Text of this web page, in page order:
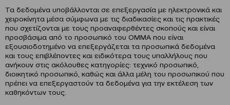
Τα δεδομένα υποβάλλονται σε επεξεργασία με ηλεκτρονικά και
χειροκίνητα μέσα σύμφωνα με τις διαδικασίες και τις πρακτικές
που σχετίζονται με τους προαναφερθέντες σκοπούς και είναι
προσβάσιμα από το προσωπικό του ΟΜΜΑ που είναι
εξουσιοδοτημένο να επεξεργάζεται τα προσωπικά δεδομένα
και τους επιβλέποντες και ειδικότερα τους υπαλλήλους που
ανήκουν στις ακόλουθες κατηγορίες: τεχνικό προσωπικό,
διοικητικό προσωπικό, καθώς και άλλα μέλη του προσωπικού που
πρέπει να επεξεργαστούν τα δεδομένα για την εκτέλεση των
καθηκόντων τους.